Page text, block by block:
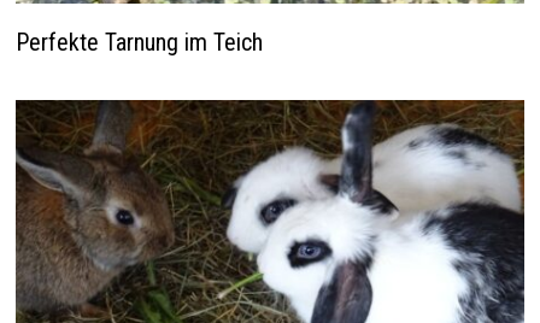
Perfekte Tarnung im Teich